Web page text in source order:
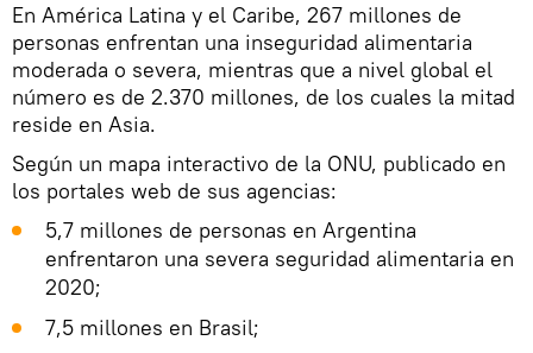
En América Latina y el Caribe, 267 millones de
personas enfrentan una inseguridad alimentaria
moderada o severa, mientras que a nivel global el
número es de 2.370 millones, de los cuales la mitad
reside en Asia.
Según un mapa interactivo de la ONU, publicado en
los portales web de sus agencias:
5,7 millones de personas en Argentina
enfrentaron una severa seguridad alimentaria en
2020;
7,5 millones en Brasil;